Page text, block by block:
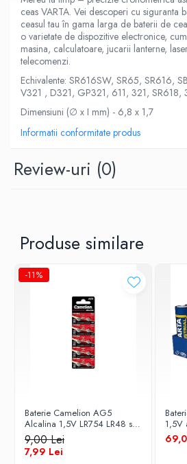
ceas VARTA. Vei descoperi cu siguranta
ceasul tau în gama larga de baterii de
o varietate de dispozitive electronice,
masina, calculatoare, jucarii lanterne,
telecomenzi.
Echivalente: SR616SW, SR65, SR616,
V321 , D321, GP321, 611, 321, SR618,
Dimensiuni (∅ x I mm) - 6,8 x 1,7
Informatii conformitate produs
Review-uri (0)
Produse similare
-11%
Baterie Camelion AG5
Alcalina 1,5V LR754 LR48 set
10 buc
9,00 Lei
7,99 Lei
1,5V